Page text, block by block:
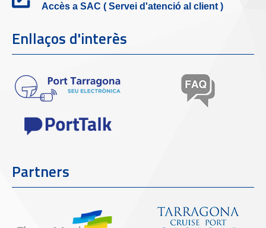
Accès a SAC ( Servei d'atenció al client )
Enllaços d'interès
Partners